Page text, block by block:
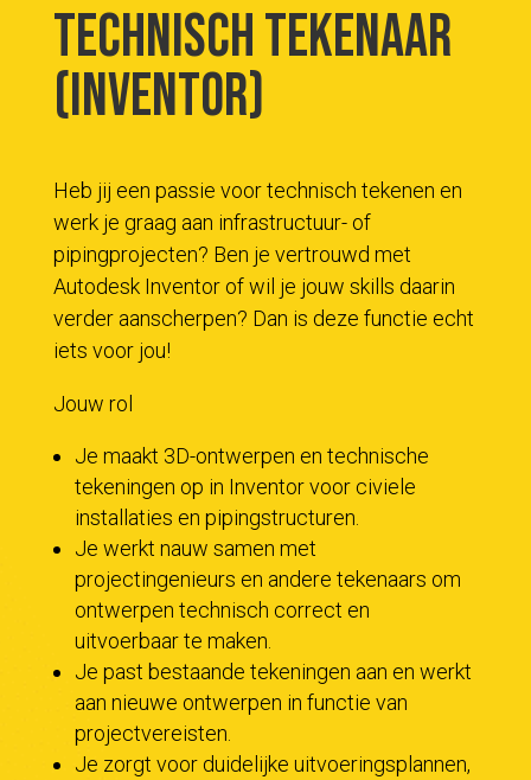
Technisch Tekenaar
(Inventor)
Heb jij een passie voor technisch tekenen en
werk je graag aan infrastructuur- of
pipingprojecten? Ben je vertrouwd met
Autodesk Inventor of wil je jouw skills daarin
verder aanscherpen? Dan is deze functie echt
iets voor jou!
Jouw rol
Je maakt 3D-ontwerpen en technische
tekeningen op in Inventor voor civiele
installaties en pipingstructuren.
Je werkt nauw samen met
projectingenieurs en andere tekenaars om
ontwerpen technisch correct en
uitvoerbaar te maken.
Je past bestaande tekeningen aan en werkt
aan nieuwe ontwerpen in functie van
projectvereisten.
Je zorgt voor duidelijke uitvoeringsplannen,